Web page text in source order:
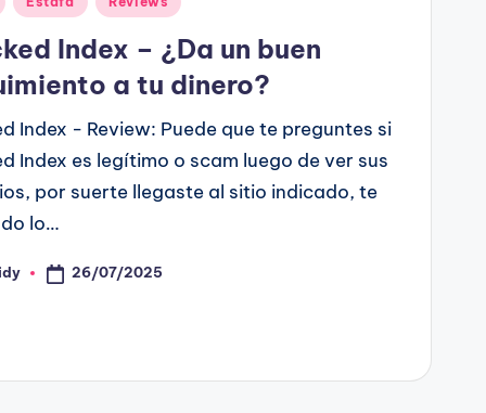
Index – ¿Da un buen
a tu dinero?
Index - Review: Puede que te preguntes si
Index es legítimo o scam luego de ver sus
por suerte llegaste al sitio indicado, te
lo…
26/07/2025